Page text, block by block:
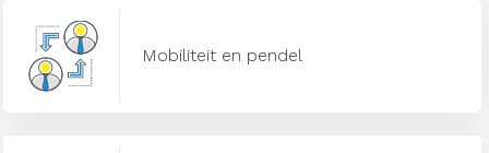
Mobiliteit en pendel